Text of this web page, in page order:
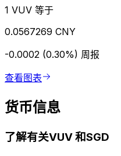
1 VUV 等于
0.0567269 CNY
-0.0002 (0.30%) 周报
查看图表
货币信息
了解有关VUV 和SGD